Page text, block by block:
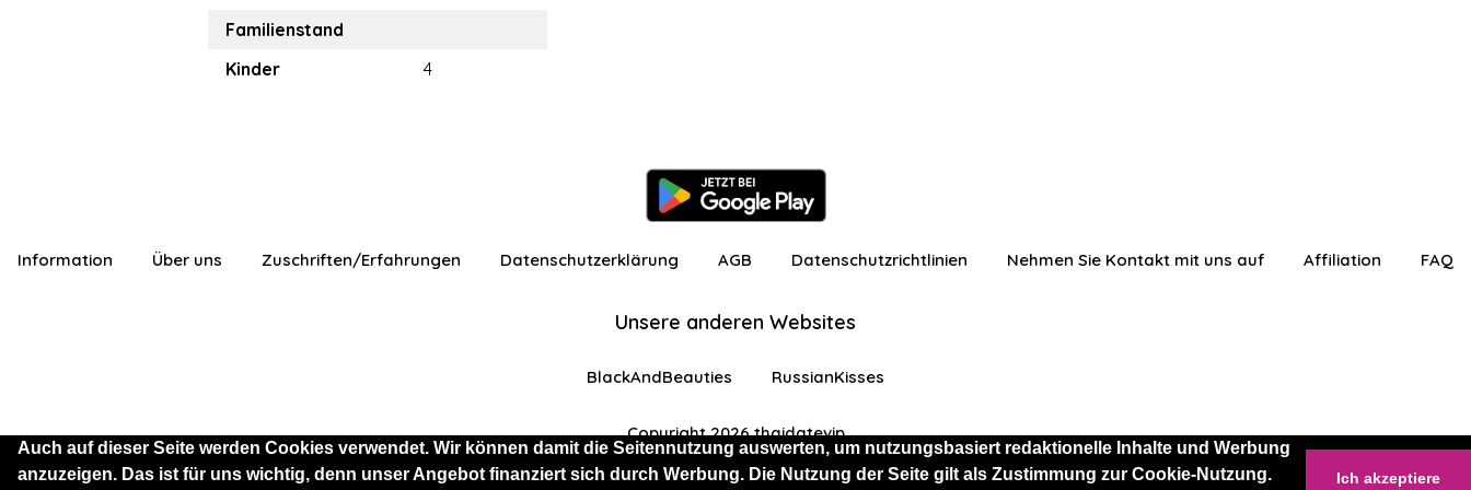
Auch auf dieser Seite werden Cookies verwendet. Wir können damit die Seitennutzung auswerten, um nutzungsbasiert redaktionelle Inhalte und Werbung
anzuzeigen. Das ist für uns wichtig, denn unser Angebot finanziert sich durch Werbung. Die Nutzung der Seite gilt als Zustimmung zur Cookie-Nutzung.
Ich akzeptiere
Sie sind als Besucher mit eingeschränkten Funktionen angemeldet
Familienstand
Kinder
4
Information Über uns Zuschriften/Erfahrungen Datenschutzerklärung AGB Datenschutzrichtlinien Nehmen Sie Kontakt mit uns auf Affiliation FAQ
Unsere anderen Websites
BlackAndBeauties RussianKisses
Copyright 2026 thaidatevip